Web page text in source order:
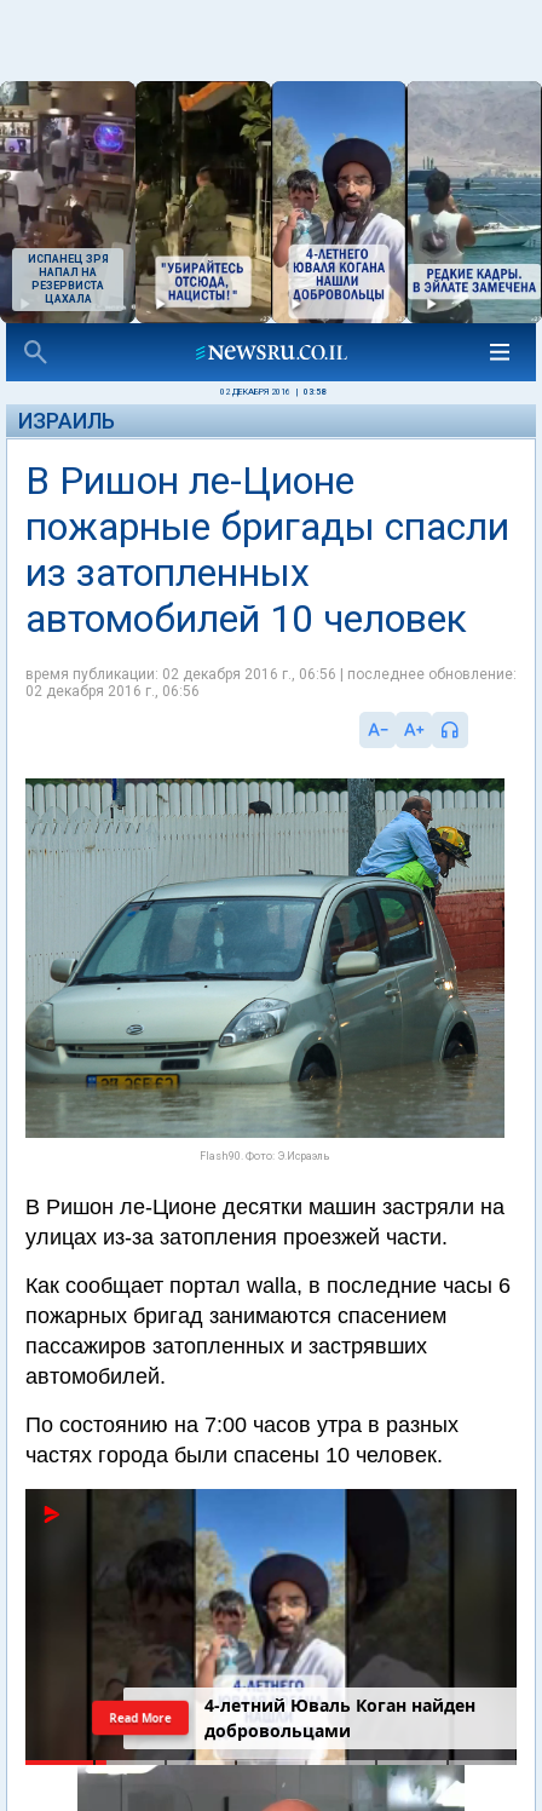
ИСПАНЕЦ ЗРЯ
НАПАЛ НА
РЕЗЕРВИСТА
ЦАХАЛА
02 ДЕКАБРЯ 2016 03:58
ИЗРАИЛЬ
В Ришон ле-Ционе
пожарные бригады спасли
из затопленных
автомобилей 10 человек
время публикации: 02 декабря 2016 г., 06:56 | последнее обновление:
02 декабря 2016 г., 06:56
Flash90. Фото: Э.Исраэль
В Ришон ле-Ционе десятки машин застряли на
улицах из-за затопления проезжей части.
Как сообщает портал walla, в последние часы 6
пожарных бригад занимаются спасением
пассажиров затопленных и застрявших
автомобилей.
По состоянию на 7:00 часов утра в разных
частях города были спасены 10 человек.
4-летний Юваль Коган найден
добровольцами
Read More